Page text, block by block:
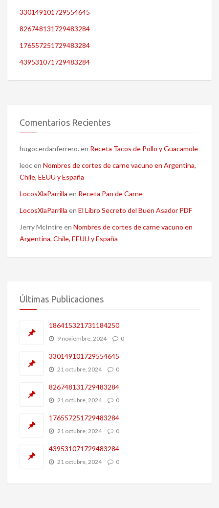
330149101729554645
826748131729483284
176557251729483284
439531071729483284
Comentarios Recientes
hugocerdanferrero. en Receta Tacos de Pollo y Guacamole
leocen Nombres de cortes de carne vacuno en Argentina,
Chile, EEUU y España
LocosXlaParrilla en Receta Pan de Carne
LocosXlaParrilla en El Libro Secreto del Buen Asador PDF
Jerry McIntireen Nombres de cortes de carne vacuno en
Argentina, Chile, EEUU y España
Últimas Publicaciones
186415321731184250
9 noviembre, 2024 0
330149101729554645
21 octubre, 2024 0
826748131729483284
21 octubre, 2024 0
176557251729483284
21 octubre, 2024 0
439531071729483284
21 octubre, 2024 0